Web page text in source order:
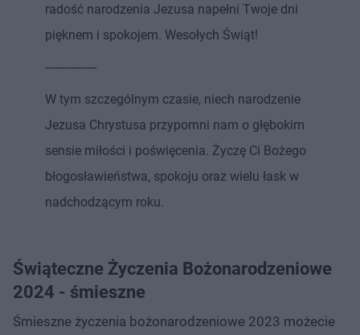
radość narodzenia Jezusa napełni Twoje dni
pięknem i spokojem. Wesołych Świąt!
----------------
W tym szczególnym czasie, niech narodzenie
Jezusa Chrystusa przypomni nam o głębokim
sensie miłości i poświęcenia. Życzę Ci Bożego
błogosławieństwa, spokoju oraz wielu łask w
nadchodzącym roku.
Świąteczne Życzenia Bożonarodzeniowe
2024 - śmieszne
Śmieszne życzenia bożonarodzeniowe 2023 możecie